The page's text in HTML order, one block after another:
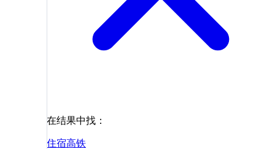
在结果中找：
住宿高铁